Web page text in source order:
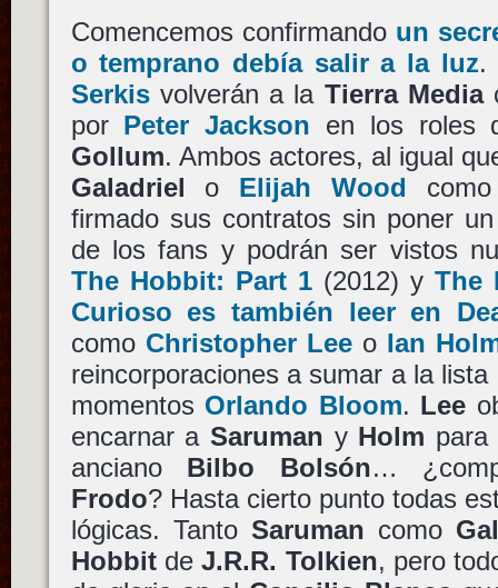
Comencemos confirmando un
o temprano debía salir a la luz.
Serkisvolverán a la Tierra Media
por Peter Jackson en los roles
Gollum. Ambos actores, al igual
Galadriel o Elijah Wood
firmado sus contratos sin poner
de los fans y podrán ser vistos
The Hobbit: Part 1(2012) y The
Curioso es también leer en
como Christopher Leeo Ian
reincorporaciones a sumar a la
momentos Orlando Bloom. Lee
encarnar a Saruman y Holm
anciano Bilbo Bolsón…
Frodo? Hasta cierto punto todas
lógicas. Tanto Saruman como
HobbitdeJ.R.R. Tolkien, pero